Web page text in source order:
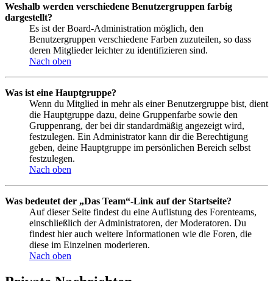
Weshalb werden verschiedene Benutzergruppen farbig
dargestellt?
Es ist der Board-Administration möglich, den
Benutzergruppen verschiedene Farben zuzuteilen, so dass
deren Mitglieder leichter zu identifizieren sind.
Nach oben
Was ist eine Hauptgruppe?
Wenn du Mitglied in mehr als einer Benutzergruppe bist, dient
die Hauptgruppe dazu, deine Gruppenfarbe sowie den
Gruppenrang, der bei dir standardmäßig angezeigt wird,
festzulegen. Ein Administrator kann dir die Berechtigung
geben, deine Hauptgruppe im persönlichen Bereich selbst
festzulegen.
Nach oben
Was bedeutet der „Das Team“-Link auf der Startseite?
Auf dieser Seite findest du eine Auflistung des Forenteams,
einschließlich der Administratoren, der Moderatoren. Du
findest hier auch weitere Informationen wie die Foren, die
diese im Einzelnen moderieren.
Nach oben